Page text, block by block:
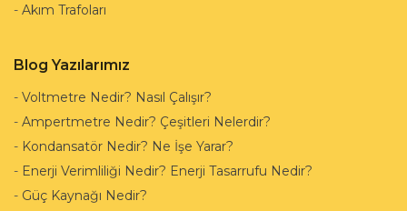
- Akım Trafoları
Blog Yazılarımız
- Voltmetre Nedir? Nasıl Çalışır?
- Ampertmetre Nedir? Çeşitleri Nelerdir?
- Kondansatör Nedir? Ne İşe Yarar?
- Enerji Verimliliği Nedir? Enerji Tasarrufu Nedir?
- Güç Kaynağı Nedir?